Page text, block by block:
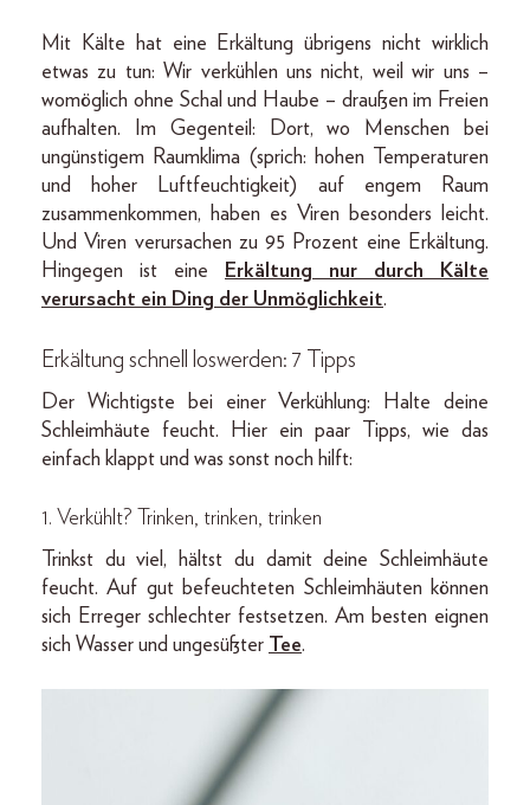
Mit Kälte hat eine Erkältung übrigens nicht wirklich
etwas zu tun: Wir verkühlen uns nicht, weil wir uns –
womöglich ohne Schal und Haube – draußen im Freien
aufhalten. Im Gegenteil: Dort, wo Menschen bei
ungünstigem Raumklima (sprich: hohen Temperaturen
und hoher Luftfeuchtigkeit) auf engem Raum
zusammenkommen, haben es Viren besonders leicht.
Und Viren verursachen zu 95 Prozent eine Erkältung.
Hingegen ist eine
Erkältung nur durch Kälte
verursacht ein Ding der Unmöglichkeit.
Erkältung schnell loswerden: 7 Tipps
Der Wichtigste bei einer Verkühlung: Halte deine
Schleimhäute feucht. Hier ein paar Tipps, wie das
einfach klappt und was sonst noch hilft:
1. Verkühlt? Trinken, trinken, trinken
Trinkst du viel, hältst du damit deine Schleimhäute
feucht. Auf gut befeuchteten Schleimhäuten können
sich Erreger schlechter festsetzen. Am besten eignen
sich Wasser und ungesüßter Tee.